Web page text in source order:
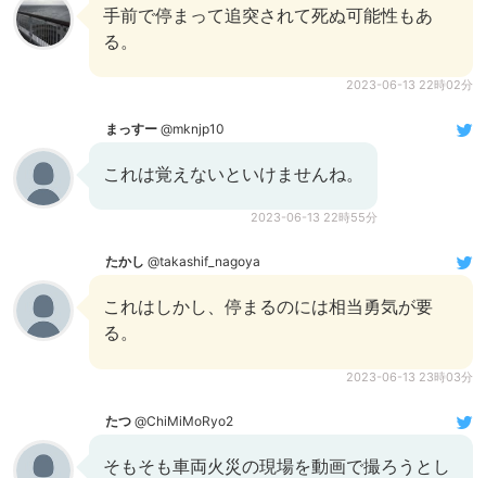
手前で停まって追突されて死ぬ可能性もあ
る。
2023-06-13 22時02分
まっすー @mknjp10
これは覚えないといけませんね。
2023-06-13 22時55分
たかし @takashif_nagoya
これはしかし、停まるのには相当勇気が要
る。
2023-06-13 23時03分
たつ @ChiMiMoRyo2
そもそも車両火災の現場を動画で撮ろうとし